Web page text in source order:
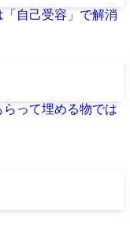
「自己受容」で解消
って埋める物では